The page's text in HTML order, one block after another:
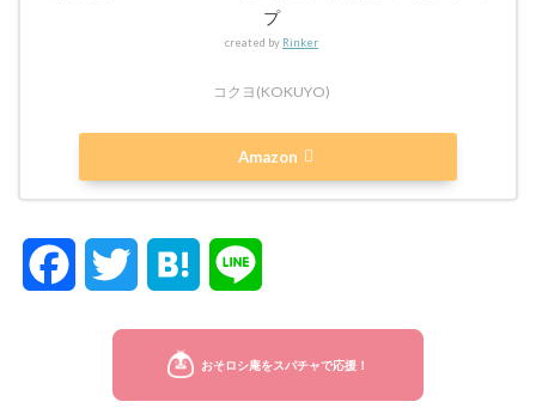
プ
created by Rinker
コクヨ(KOKUYO)
Amazon
t n